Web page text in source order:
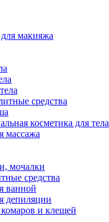
макияжа
средства
косметика для тела
массажа
мочалки
средства
ванной
депиляции
и клещей